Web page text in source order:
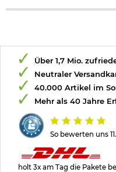
So bewerten uns
Über 1,7 Mio.
Neutraler
40.000 Artikel im
Mehr als 40 Jahre
holt 3x am Tag die Pakete